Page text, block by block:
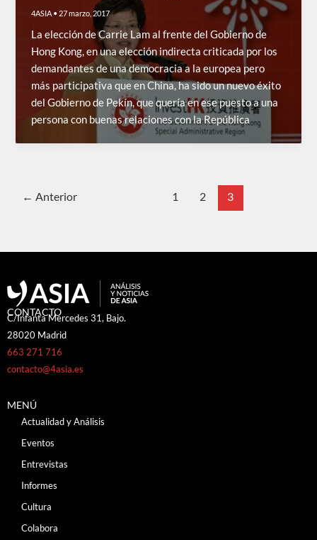
4ASIA • 27 marzo, 2017
La elección de Carrie Lam al frente del Gobierno de
Hong Kong, en una elección indirecta criticada por los
demandantes de una democracia a la europea pero
más participativa que en China, ha sido un nuevo éxito
del Gobierno de Pekín, que quería en ese puesto a una
persona con buenas relaciones con la República
← Anterior 1 2 3
CONTACTO
C/Infanta Mercedes 31, Bajo.
28020 Madrid
663 271 716
contacto@4asia.es
MENÚ
Actualidad y Análisis
Eventos
Entrevistas
Informes
Cultura
Colabora